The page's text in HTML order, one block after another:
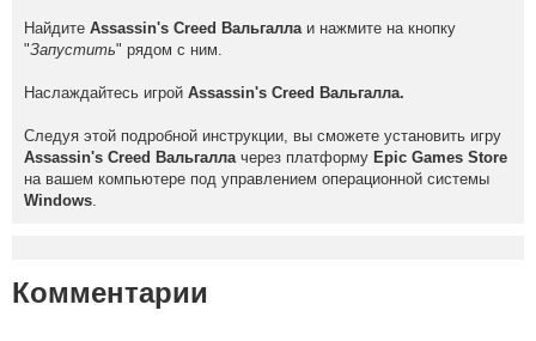
Найдите Assassin's Creed Вальгаллаи нажмите на кнопку
"Запустить" рядом с ним.
Наслаждайтесь игрой Assassin's Creed Вальгалла.
Следуя этой подробной инструкции, вы сможете установить игру
Assassin's Creed Вальгаллачерез платформу Epic Games Store
на вашем компьютере под управлением операционной системы
Windows.
Комментарии